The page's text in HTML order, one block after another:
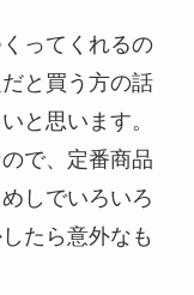
ってくれるの
と買う方の話
と思います。
で、定番商品
しでいろいろ
たら意外なも